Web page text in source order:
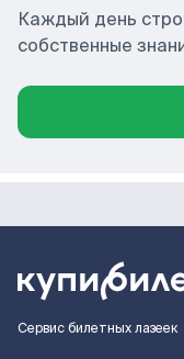
Каждый день
собственные
Сервис билетных лазеек